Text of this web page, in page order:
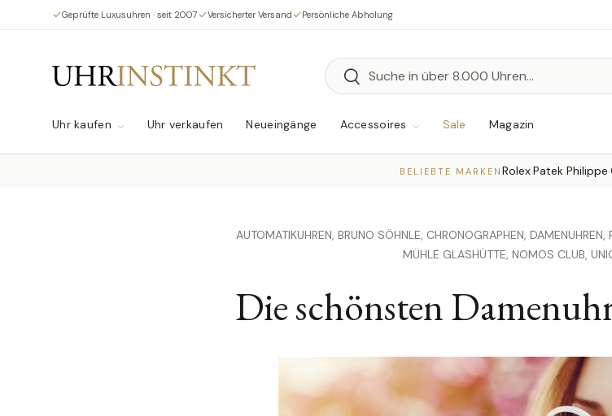
Direkt zum Inhalt
Geprüfte Luxusuhren · seit 2007 Versicherter Versand Persönliche Abholung
Suchen
Suchen
Uhr kaufen Uhr verkaufen Neueingänge Accessoires Sale Magazin
BELIEBTE MARKEN Rolex·Patek Philippe·
AUTOMATIKUHREN, BRUNO SÖHNLE, CHRONOGRAPHEN, DAMENUHREN,
MÜHLE GLASHÜTTE, NOMOS CLUB,
Die schönsten